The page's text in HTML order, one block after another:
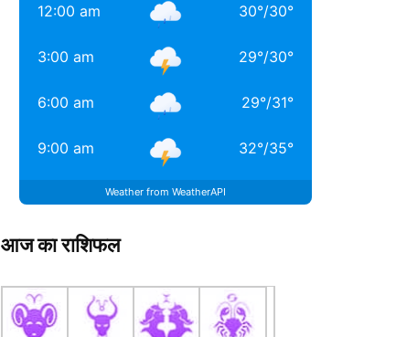
12:00 am 30°/30°
3:00 am 29°/30°
6:00 am 29°/31°
9:00 am 32°/35°
Weather from WeatherAPI
आज का राशिफल